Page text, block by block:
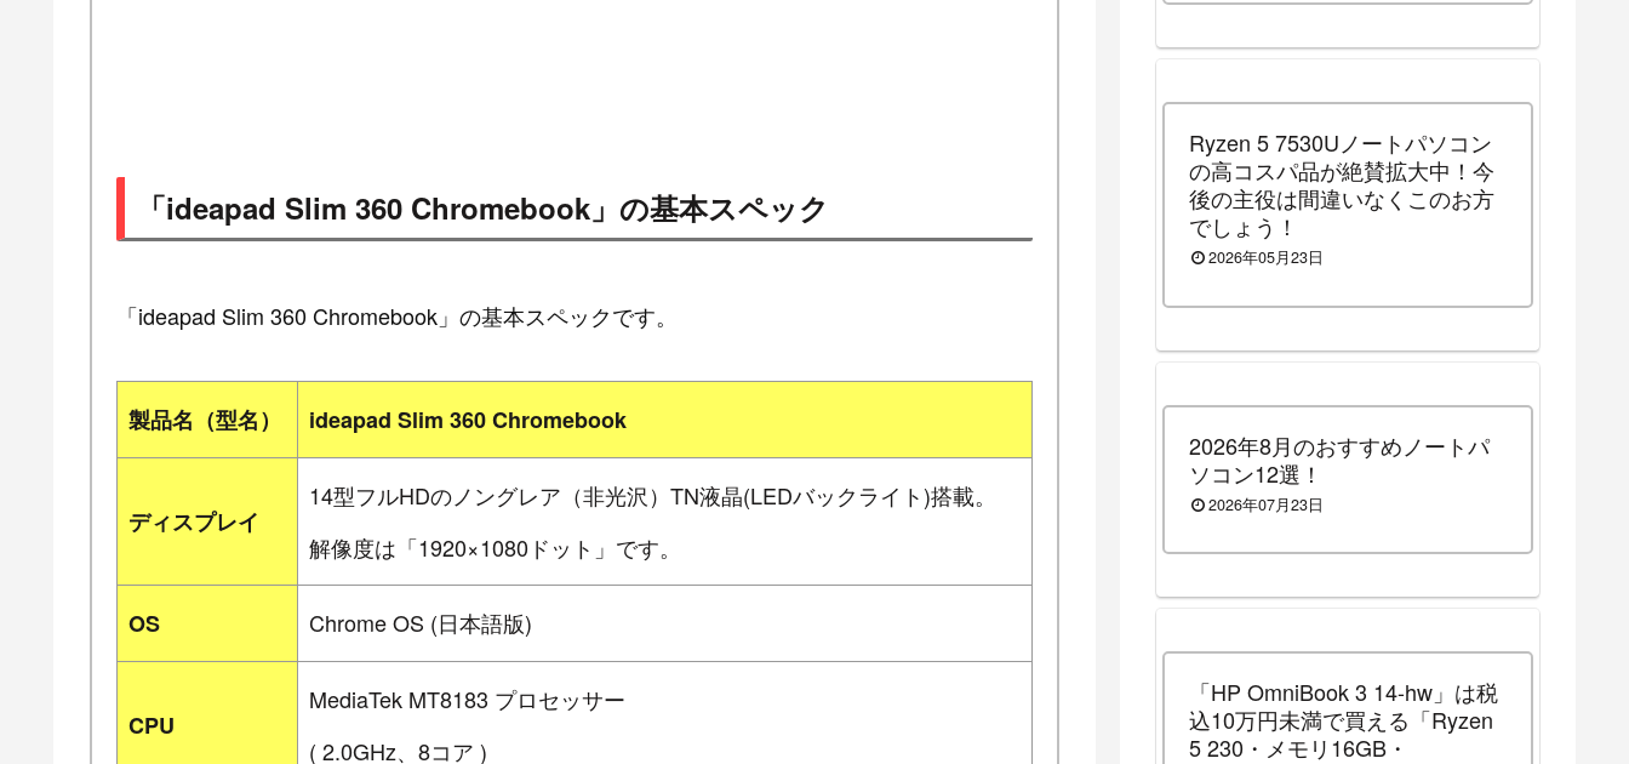
「ideapad Slim 360 Chromebook」の基本スペック
「ideapad Slim 360 Chromebook」の基本スペックです。
製品名（型名） ideapad Slim 360 Chromebook
ディスプレイ
14型フルHDのノングレア（非光沢）TN液晶(LEDバックライト)搭載。
解像度は「1920×1080ドット」です。
OS Chrome OS (日本語版)
CPU
MediaTek MT8183 プロセッサー
( 2.0GHz、8コア )
Ryzen 5 7530Uノートパソコン
の高コスパ品が絶賛拡大中！今
後の主役は間違いなくこのお方
でしょう！
2026年05月23日
2026年8月のおすすめノートパ
ソコン12選！
2026年07月23日
「HP OmniBook 3 14-hw」は税
込10万円未満で買える「Ryzen
5 230・メモリ16GB・